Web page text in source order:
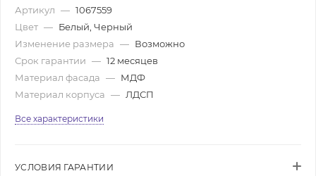
Артикул — 1067559
Цвет — Белый, Черный
Изменение размера — Возможно
Срок гарантии — 12 месяцев
Материал фасада — МДФ
Материал корпуса — ЛДСП
Все характеристики
УСЛОВИЯ ГАРАНТИИ